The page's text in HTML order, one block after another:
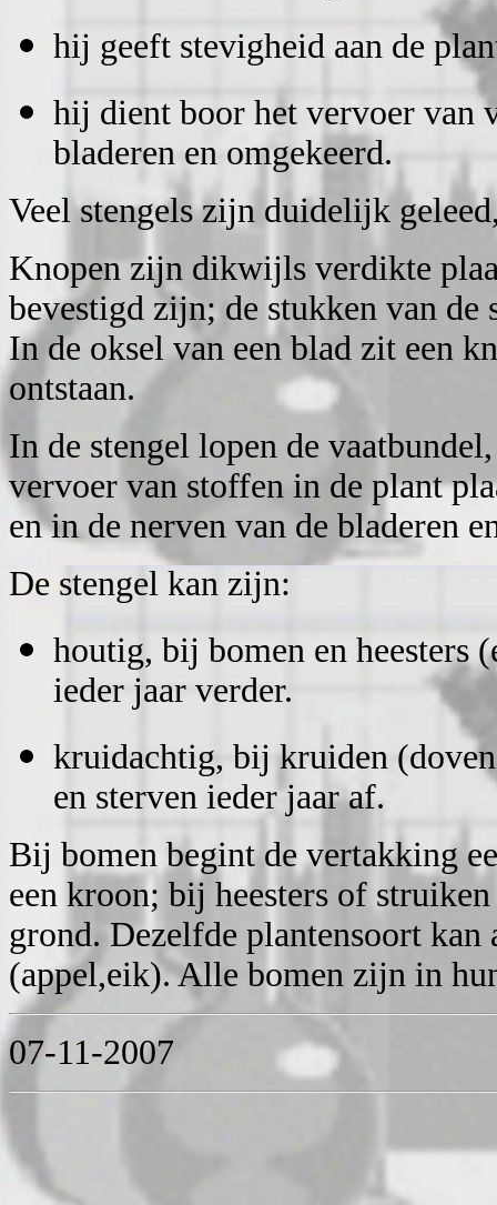
hij geeft stevigheid aan de
hij dient boor het vervoer van
bladeren en omgekeerd.
Veel stengels zijn duidelijk
Knopen zijn dikwijls verdikte
bevestigd zijn; de stukken van de
In de oksel van een blad zit een
ontstaan.
In de stengel lopen de
vervoer van stoffen in de plant
en in de nerven van de bladeren
De stengel kan zijn:
houtig, bij bomen en heesters
ieder jaar verder.
kruidachtig, bij kruiden
en sterven ieder jaar af.
Bij bomen begint de vertakking
een kroon; bij heesters of
grond. Dezelfde plantensoort
(appel,eik). Alle bomen zijn in
07-11-2007